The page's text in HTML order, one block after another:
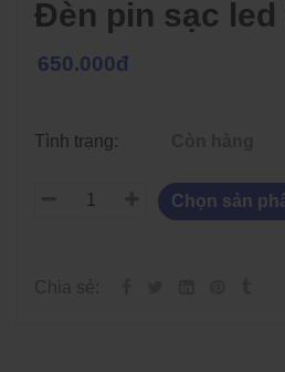
Đèn pin sạc led
650.000đ
Tình trạng:
Chọn sản